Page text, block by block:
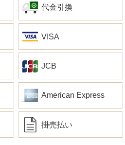
代金引換
VISA
JCB
American Express
掛売払い